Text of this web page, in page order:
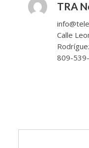
TRA
Calle
809-